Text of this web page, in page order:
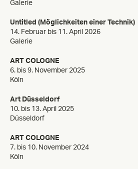
Galerie
Untitled (Möglichkeiten einer Technik)
14. Februar bis 11. April 2026
Galerie
ART COLOGNE
6. bis 9. November 2025
Köln
Art Düsseldorf
10. bis 13. April 2025
Düsseldorf
ART COLOGNE
7. bis 10. November 2024
Köln